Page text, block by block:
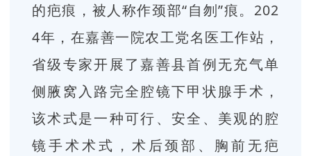
的疤痕，被人称作颈部“自刎”痕。202
4年，在嘉善一院农工党名医工作站，
省级专家开展了嘉善县首例无充气单
侧腋窝入路完全腔镜下甲状腺手术，
该术式是一种可行、安全、美观的腔
镜手术术式，术后颈部、胸前无疤